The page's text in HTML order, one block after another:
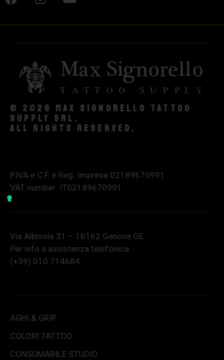
© 2026 Max Signorello Tattoo
supply srl.
All rights reserved.
P.IVA e C.F. e Reg. Imprese 02189670991
VAT number: IT02189670991
Via Albisola 31 – 16162 Genova GE
Per info e assistenza telefonica:
(+39) 010 714684
AGHI & GRIP
COLORI TATTOO
CONSUMABILE STUDIO